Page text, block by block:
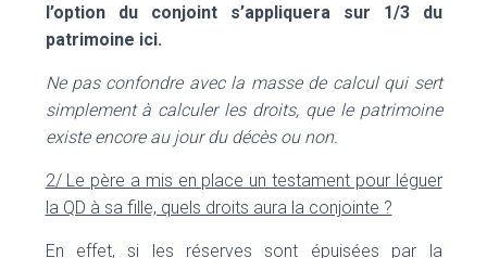
l’option du conjoint s’appliquera sur 1/3 du
patrimoine ici.
Ne pas confondre avec la masse de calcul qui sert
simplement à calculer les droits, que le patrimoine
existe encore au jour du décès ou non.
2/ Le père a mis en place un testament pour léguer
la QD à sa fille, quels droits aura la conjointe ?
En effet, si les réserves sont épuisées par la